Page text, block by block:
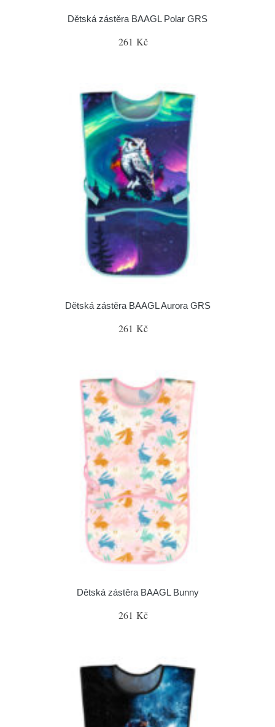
Dětská zástěra BAAGL Polar GRS
261 Kč
Dětská zástěra BAAGL Aurora GRS
261 Kč
Dětská zástěra BAAGL Bunny
261 Kč